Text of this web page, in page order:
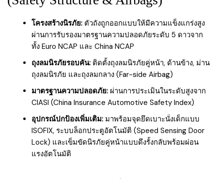
โครงสร้างนิรภัย: ตัวถังถูกออกแบบให้มีความแข็งแกร่งสูง
ผ่านการรับรองมาตรฐานความปลอดภัยระดับ 5 ดาวจาก
ทั้ง Euro NCAP และ China NCAP
ถุงลมนิรภัยรอบคัน: ติดตั้งถุงลมนิรภัยคู่หน้า, ด้านข้าง, ม่าน
ถุงลมนิรภัย และถุงลมกลาง (Far-side Airbag)
มาตรฐานความปลอดภัย: ผ่านการประเมินในระดับสูงจาก
CIASI (China Insurance Automotive Safety Index)
อุปกรณ์ปกป้องเพิ่มเติม: มาพร้อมจุดยึดเบาะนั่งเด็กแบบ
ISOFIX, ระบบล็อกประตูอัตโนมัติ (Speed Sensing Door
Lock) และเข็มขัดนิรภัยคู่หน้าแบบดึงรั้งกลับพร้อมผ่อน
แรงอัตโนมัติ